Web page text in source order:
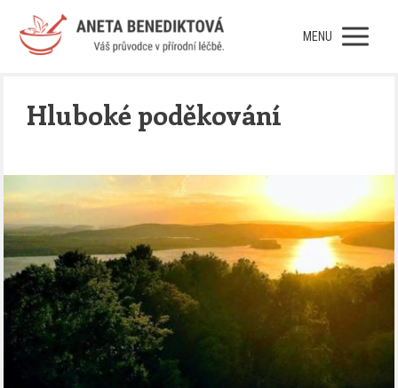
MENU
Hluboké poděkování